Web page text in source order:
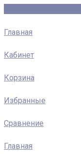
Главная
Кабинет
Корзина
Избранные
Сравнение
Главная